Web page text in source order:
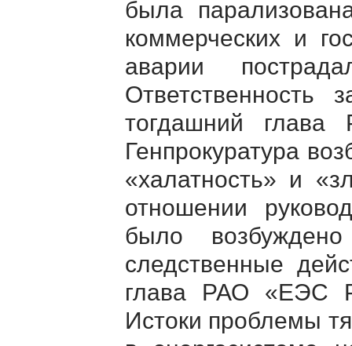
была
коммерческих и
аварии
тогдашний
Генпрокуратура
«халатность» и
отношении
было
следственные
глава РАО «ЕЭС
Истоки проблемы